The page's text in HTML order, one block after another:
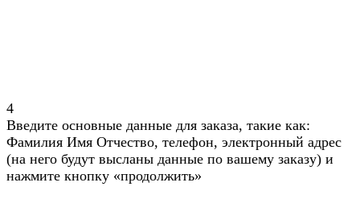
4
Введите основные данные для заказа, такие как:
Фамилия Имя Отчество, телефон, электронный адрес
(на него будут высланы данные по вашему заказу) и
нажмите кнопку «продолжить»